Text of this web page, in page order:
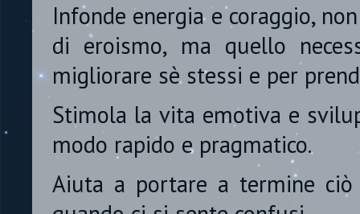
Infonde energia e coraggio,
di eroismo, ma quello
migliorare sè stessi e per
Stimola la vita emotiva e
modo rapido e pragmatico.
Aiuta a portare a termine